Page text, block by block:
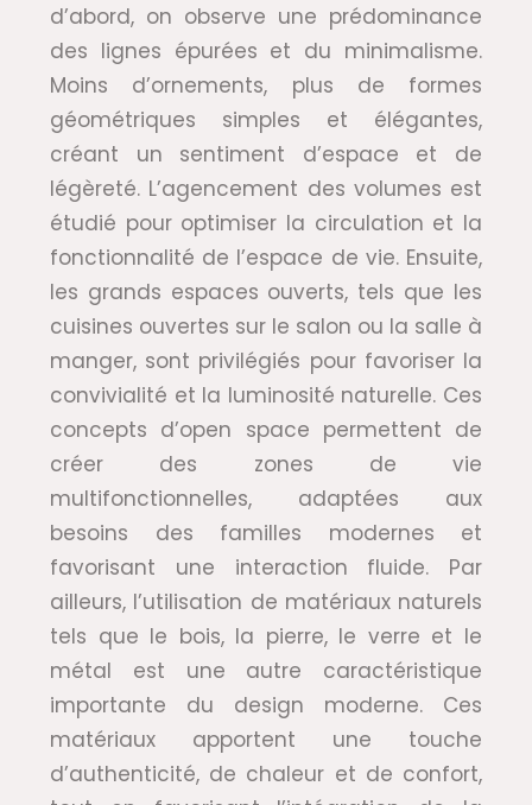
d’abord, on observe une prédominance
des lignes épurées et du minimalisme.
Moins d’ornements, plus de formes
géométriques simples et élégantes,
créant un sentiment d’espace et de
légèreté. L’agencement des volumes est
étudié pour optimiser la circulation et la
fonctionnalité de l’espace de vie. Ensuite,
les grands espaces ouverts, tels que les
cuisines ouvertes sur le salon ou la salle à
manger, sont privilégiés pour favoriser la
convivialité et la luminosité naturelle. Ces
concepts d’open space permettent de
créer des zones de vie
multifonctionnelles, adaptées aux
besoins des familles modernes et
favorisant une interaction fluide. Par
ailleurs, l’utilisation de matériaux naturels
tels que le bois, la pierre, le verre et le
métal est une autre caractéristique
importante du design moderne. Ces
matériaux apportent une touche
d’authenticité, de chaleur et de confort,